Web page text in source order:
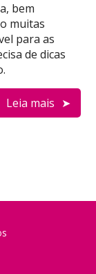
bem
muitas
para as
de dicas
Leia mais